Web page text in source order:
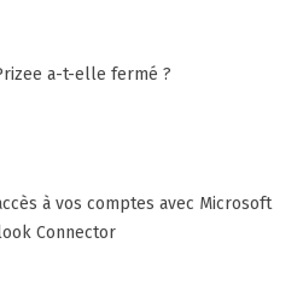
a-t-elle fermé ?
à vos comptes avec Microsoft
Connector